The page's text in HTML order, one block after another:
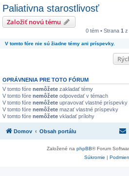
Paliativna starostlivosť
Založiť novú tému
0 tém • Strana 1 z
V tomto fóre nie sú žiadne témy ani príspevky.
OPRÁVNENIA PRE TOTO FÓRUM
V tomto fóre nemôžete zakladať témy
V tomto fóre nemôžete odpovedať v témach
V tomto fóre nemôžete upravovať vlastné príspevky
V tomto fóre nemôžete mazať vlastné príspevky
V tomto fóre nemôžete vkladať prílohy
Domov Obsah portálu
Založené na phpBB® Forum
Súkromie |